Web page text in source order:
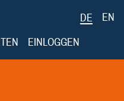
DE
EN
EINLOGGEN